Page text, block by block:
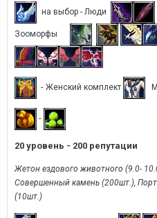
на выбор - Люди
Зооморфы
- Женский комплект
-
20 уровень - 200 репутации
Жетон ездового животного (9.0-
Совершенный камень (200шт.),
(10шт.)